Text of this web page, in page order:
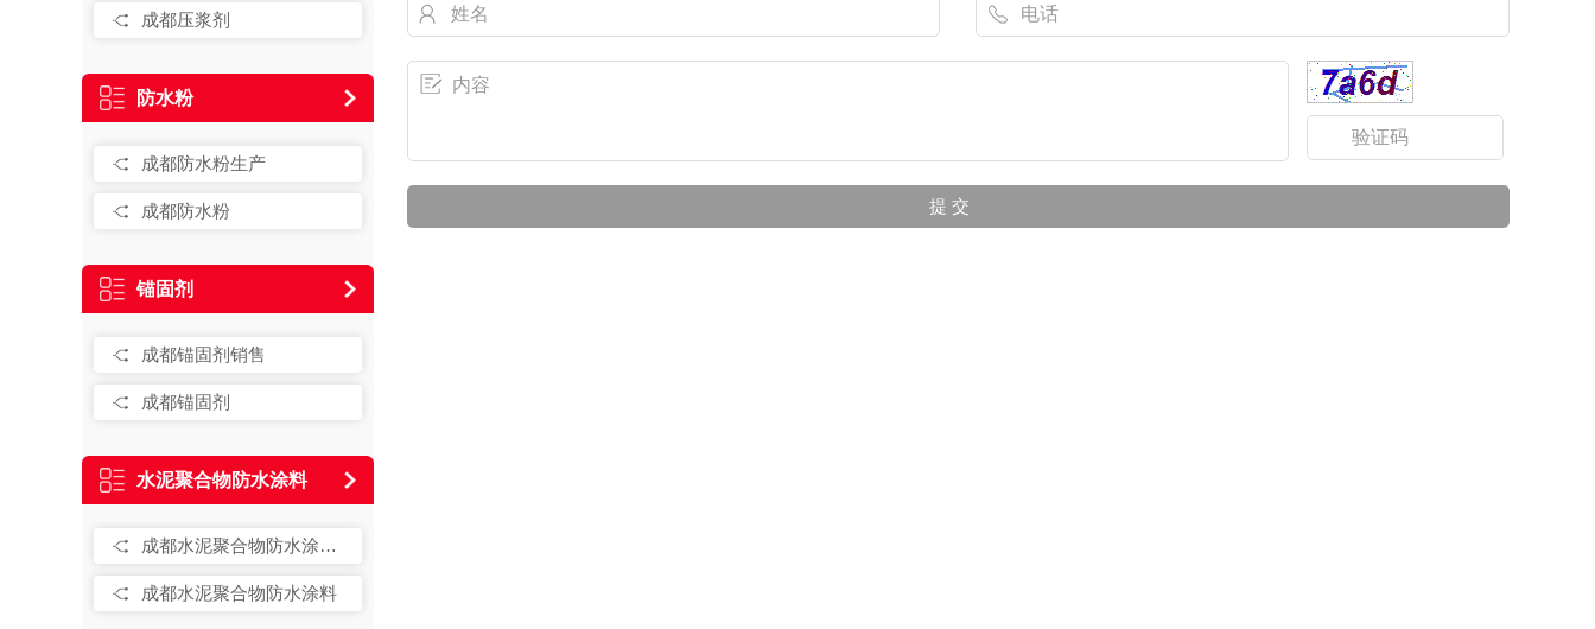
成都压浆剂
防水粉
成都防水粉生产
成都防水粉
锚固剂
成都锚固剂销售
成都锚固剂
水泥聚合物防水涂料
成都水泥聚合物防水涂料销售
成都水泥聚合物防水涂料